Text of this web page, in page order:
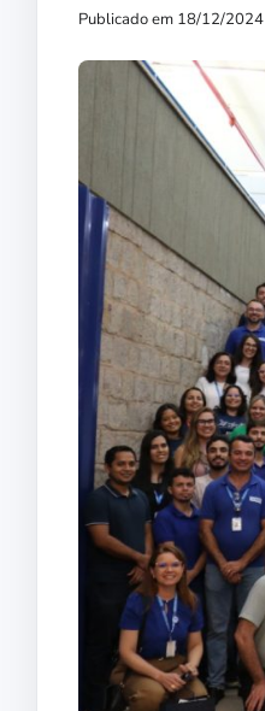
Publicado em 18/12/2024